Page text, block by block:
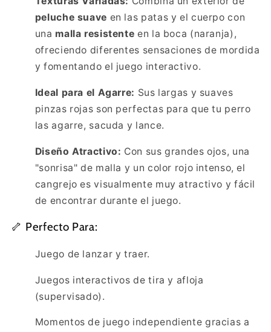
peluche suave en las patas y el cuerpo con
una malla resistente en la boca (naranja),
ofreciendo diferentes sensaciones de mordida
y fomentando el juego interactivo.
Ideal para el Agarre: Sus largas y suaves
pinzas rojas son perfectas para que tu perro
las agarre, sacuda y lance.
Diseño Atractivo: Con sus grandes ojos, una
"sonrisa" de malla y un color rojo intenso, el
cangrejo es visualmente muy atractivo y fácil
de encontrar durante el juego.
🦴 Perfecto Para:
Juego de lanzar y traer.
Juegos interactivos de tira y afloja
(supervisado).
Momentos de juego independiente gracias a